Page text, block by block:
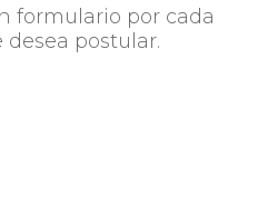
formulario por cada
postular.